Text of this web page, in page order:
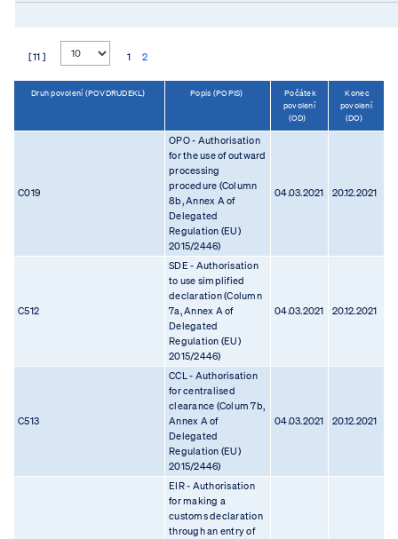
[ 11 ] 1 2
Druh povolení (POVDRUDEKL) Popis (POPIS)
Počátek
povolení
(OD)
Konec
povolení
(DO)
C019
OPO - Authorisation
for the use of outward
processing
procedure (Column
8b, Annex A of
Delegated
Regulation (EU)
2015/2446)
04.03.2021 20.12.2021
C512
SDE - Authorisation
to use simplified
declaration (Column
7a, Annex A of
Delegated
Regulation (EU)
2015/2446)
04.03.2021 20.12.2021
C513
CCL - Authorisation
for centralised
clearance (Colum 7b,
Annex A of
Delegated
Regulation (EU)
2015/2446)
04.03.2021 20.12.2021
EIR - Authorisation
for making a
customs declaration
through an entry of